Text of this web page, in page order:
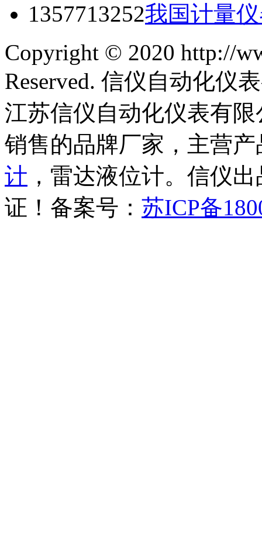
1357713252我国计量
Copyright © 2020 http://
Reserved. 信仪自动化仪
江苏信仪自动化仪表有
销售的品牌厂家，主营产
计 ，雷达液位计。信仪
证！备案号： 苏ICP备